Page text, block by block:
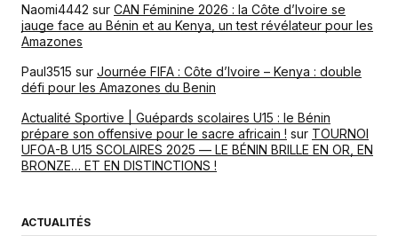
Naomi4442 sur CAN Féminine 2026 : la Côte d’Ivoire se
jauge face au Bénin et au Kenya, un test révélateur pour les
Amazones
Paul3515 sur Journée FIFA : Côte d’Ivoire – Kenya : double
défi pour les Amazones du Benin
Actualité Sportive | Guépards scolaires U15 : le Bénin
prépare son offensive pour le sacre africain ! sur TOURNOI
UFOA-B U15 SCOLAIRES 2025 — LE BÉNIN BRILLE EN OR, EN
BRONZE… ET EN DISTINCTIONS !
ACTUALITÉS